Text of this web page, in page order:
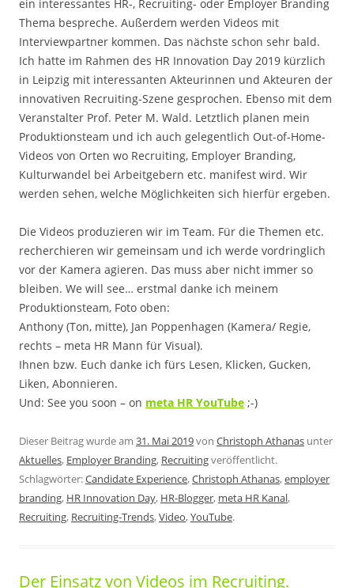
ein interessantes HR-, Recruiting- oder Employer Branding
Thema bespreche. Außerdem werden Videos mit
Interviewpartner kommen. Das nächste schon sehr bald.
Ich hatte im Rahmen des HR Innovation Day 2019 kürzlich
in Leipzig mit interessanten Akteurinnen und Akteuren der
innovativen Recruiting-Szene gesprochen. Ebenso mit dem
Veranstalter Prof. Peter M. Wald. Letztlich planen mein
Produktionsteam und ich auch gelegentlich Out-of-Home-
Videos von Orten wo Recruiting, Employer Branding,
Kulturwandel bei Arbeitgebern etc. manifest wird. Wir
werden sehen, welche Möglichkeiten sich hierfür ergeben.
Die Videos produzieren wir im Team. Für die Themen etc.
recherchieren wir gemeinsam und ich werde vordringlich
vor der Kamera agieren. Das muss aber nicht immer so
bleiben. We will see… erstmal danke ich meinem
Produktionsteam, Foto oben:
Anthony (Ton, mitte), Jan Poppenhagen (Kamera/ Regie,
rechts – meta HR Mann für Visual).
Ihnen bzw. Euch danke ich fürs Lesen, Klicken, Gucken,
Liken, Abonnieren.
Und: See you soon – on meta HR YouTube ;-)
Dieser Beitrag wurde am 31. Mai 2019von Christoph Athanas unter
Aktuelles, Employer Branding, Recruitingveröffentlicht.
Schlagwörter:Candidate Experience,Christoph Athanas,employer
branding, HR Innovation Day, HR-Blogger, meta HR Kanal,
Recruiting, Recruiting-Trends,Video,YouTube.
Der Einsatz von Videos im Recruiting.